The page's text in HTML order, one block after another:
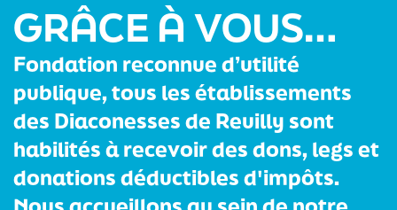
GRÂCE À VOUS…
Fondation reconnue d’utilité
publique, tous les établissements
des Diaconesses de Reuilly sont
habilités à recevoir des dons, legs et
donations déductibles d'impôts.